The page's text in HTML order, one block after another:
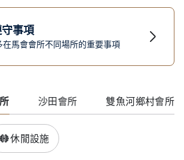
事項
在馬會會所不同場所的重要事項
沙田會所 雙魚河鄉村會所
休閒設施